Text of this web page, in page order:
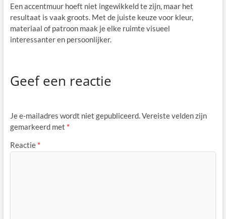
Een accentmuur hoeft niet ingewikkeld te zijn, maar het
resultaat is vaak groots. Met de juiste keuze voor kleur,
materiaal of patroon maak je elke ruimte visueel
interessanter en persoonlijker.
Geef een reactie
Je e-mailadres wordt niet gepubliceerd.Vereiste velden zijn
gemarkeerd met *
Reactie *